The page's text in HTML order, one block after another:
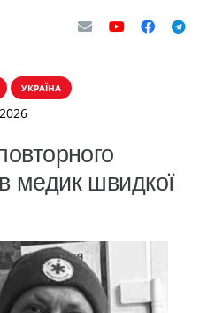
УКРАЇНА
медик швидкої